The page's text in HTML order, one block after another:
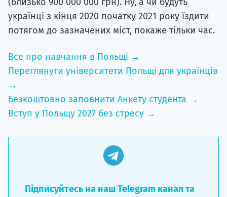
українці з кінця 2020 початку 2021 року їздити
потягом до зазначених міст, покаже тільки час.
Все про навчання в Польщі →
Переглянути університети Польщі для українців
→
Безкоштовно заповнити Анкету студента →
Вступ у Польщу 2027 без стресу →
Підписуйтесь на наш Telegram канал та